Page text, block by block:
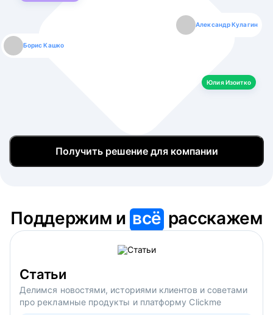
Борис Кашко
Александр Кулагин
Юлия Изоитко
Юлия Изоитко
Даниил Макаров
Александр Кулагин
Екатерина Лазаренко
Даниил Макаров
Борис Кашко
Екатерина Лазаренко
Юлия Изоитко
Получить решение для компании
Поддержим ивсё расскажем
Статьи
Делимся новостями, историями клиентов и советами
про рекламные продукты и платформу Clickme